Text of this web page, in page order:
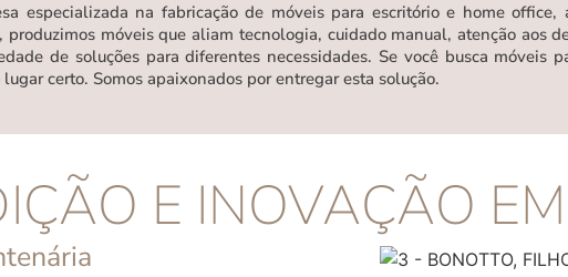
especializada na fabricação de móveis para escritório e home
móveis que aliam tecnologia, cuidado manual, atenção aos
de soluções para diferentes necessidades. Se você busca móveis
certo. Somos apaixonados por entregar esta solução.
E INOVAÇÃO